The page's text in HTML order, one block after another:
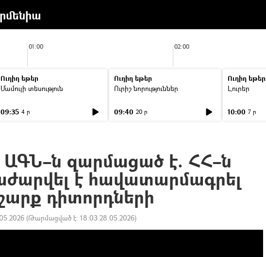
01:00 02:00
Ուղիղ եթեր
Մամուլի տեսություն
09:35 4 ր
Ուղիղ եթեր
Ուրիշ նորություններ
09:40 20 ր
Ուղիղ եթեր
Լուրեր
10:00 7 ր
զարմացած է. ՀՀ–ն
է հավատարմագրել
դիտորդների
(Թարմացված է: 18:03 28.05.2026)